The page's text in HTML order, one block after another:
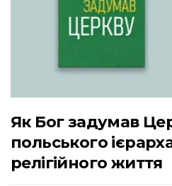
Як Бог задумав
польського
релігійного життя